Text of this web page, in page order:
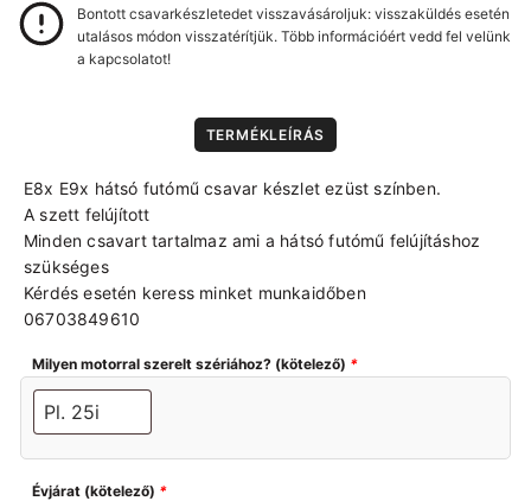
Bontott csavarkészletedet visszavásároljuk: visszaküldés esetén
utalásos módon visszatérítjük. Több információért vedd fel velünk
a kapcsolatot!
TERMÉKLEÍRÁS
E8x E9x hátsó futómű csavar készlet ezüst színben.
A szett felújított
Minden csavart tartalmaz ami a hátsó futómű felújításhoz
szükséges
Kérdés esetén keress minket munkaidőben
06703849610
Milyen motorral szerelt szériához? (kötelező) *
Évjárat (kötelező) *